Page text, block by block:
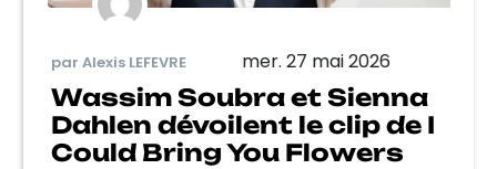
par Alexis LEFEVRE mer. 27 mai 2026
Wassim Soubra et Sienna
Dahlen dévoilent le clip de I
Could Bring You Flowers